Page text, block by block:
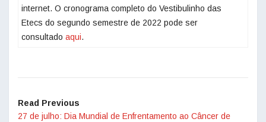
internet. O cronograma completo do Vestibulinho das
Etecs do segundo semestre de 2022 pode ser
consultado aqui.
Read Previous
27 de julho: Dia Mundial de Enfrentamento ao Câncer de